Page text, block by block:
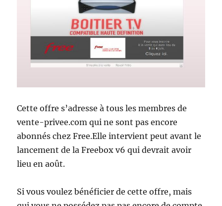
Cette offre s’adresse à tous les membres de
vente-privee.com qui ne sont pas encore
abonnés chez Free.Elle intervient peut avant le
lancement de la Freebox v6 qui devrait avoir
lieu en août.
Si vous voulez bénéficier de cette offre, mais